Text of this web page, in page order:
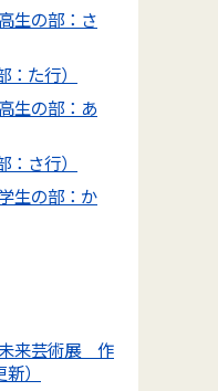
生の部：さ
た行）
生の部：あ
さ行）
生の部：か
来芸術展 作
）